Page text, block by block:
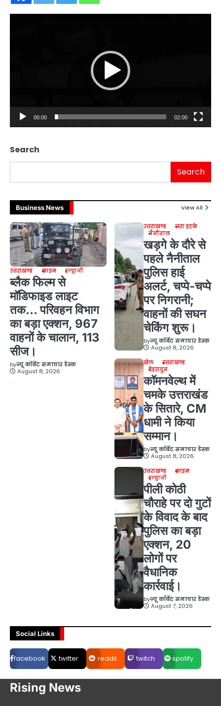
00:00 02:00
Search
Search
Business News View All
उत्तराखण्ड क्राइम हल्द्वानी
ब्लैक फिल्म से
मॉडिफाइड लाइट
तक… परिवहन विभाग
का बड़ा एक्शन, 967
वाहनों के चालान, 113
सीज।
byन्यू कॉर्बेट समाचार डेस्क
August 8, 2026
उत्तराखण्ड
ज़रा हटके
नैनीताल
खड़गे के दौरे से
पहले नैनीताल
पुलिस हाई
अलर्ट, चप्पे-चप्पे
पर निगरानी;
वाहनों की सघन
चेकिंग शुरू।
byन्यू कॉर्बेट समाचार डेस्क
August 8, 2026
खेल
उत्तराखण्ड
देहरादून
कॉमनवेल्थ में
चमके उत्तराखंड
के सितारे, CM
धामी ने किया
सम्मान।
byन्यू कॉर्बेट समाचार डेस्क
August 8, 2026
उत्तराखण्ड
क्राइम
हल्द्वानी
पीली कोठी
चौराहे पर दो गुटों
के विवाद के बाद
पुलिस का बड़ा
एक्शन, 20
लोगों पर
वैधानिक
कार्रवाई।
byन्यू कॉर्बेट समाचार डेस्क
August 7, 2026
Social Links
facebook twitter reddit twitch spotify
Rising News